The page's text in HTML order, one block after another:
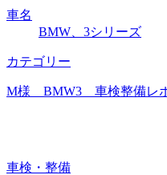
車名
BMW、3シリーズ
カテゴリー
M様 BMW3 車検整備レポ
車検・整備